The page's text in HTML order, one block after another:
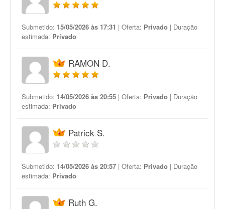
Submetido: 15/05/2026 às 17:31 | Oferta: Privado | Duração
estimada: Privado
RAMON D.
Submetido: 14/05/2026 às 20:55 | Oferta: Privado | Duração
estimada: Privado
Patrick S.
Submetido: 14/05/2026 às 20:57 | Oferta: Privado | Duração
estimada: Privado
Ruth G.